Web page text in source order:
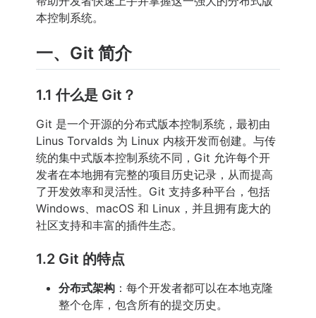
本控制系统。
一、Git 简介
1.1 什么是 Git？
Git 是一个开源的分布式版本控制系统，最初由
Linus Torvalds 为 Linux 内核开发而创建。与传
统的集中式版本控制系统不同，Git 允许每个开
发者在本地拥有完整的项目历史记录，从而提高
了开发效率和灵活性。Git 支持多种平台，包括
Windows、macOS 和 Linux，并且拥有庞大的
社区支持和丰富的插件生态。
1.2 Git 的特点
分布式架构 ：每个开发者都可以在本地克隆
整个仓库，包含所有的提交历史。